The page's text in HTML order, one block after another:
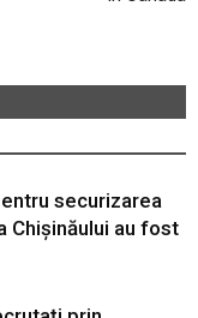
securizarea
Chișinăului au fost